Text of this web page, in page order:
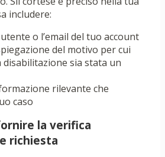
includere:
o l’email del tuo account
del motivo per cui
disabilitazione sia stata un
rilevante che
caso
la verifica
richiesta